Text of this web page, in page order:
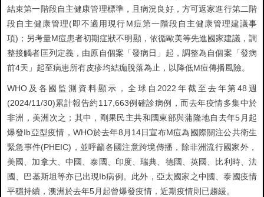
結束第一階段自主健康管理標準，且病況良好，方可返家進行第二階
段自主健康管理(即不適用現行M痘第一階段自主健康管理建議事
項)；另考量M痘患者初期症狀不明顯，依循歐美等先進國家建議，調
整接觸者匡列定義，由原自個案「發病日」起，調整為自個案「發病
前4天」起至病患所有皮疹均結痂脫落為止，以降低M痘傳播風險。
WHO及各國監測資料顯示，全球自2022年截至去年第48週
(2024/11/30)累計報告約117,663例確診病例，而去年疫情多集中於
非洲，美洲次之；其中，剛果民主共和國東部與蒲隆地自去年5月起
爆發Ib亞型疫情，WHO於去年8月14日宣布M痘為國際關注公共衛生
緊急事件(PHEIC)，並呼籲各國注意跨境傳播，除非洲流行國家外，
美國、加拿大、中國、泰國、印度、瑞典、德國、英國、比利時、法
國、巴基斯坦等亦已出現Ib病例。此外，亞太國家之中國、泰國疫情
平穩持續，澳洲於去年5月起曾爆發疫情，近期疫情則已趨緩。